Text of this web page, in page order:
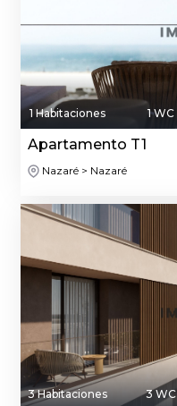
1 Habitaciones 1 WC
Apartamento T1
Nazaré > Nazaré
3 Habitaciones 3 WC